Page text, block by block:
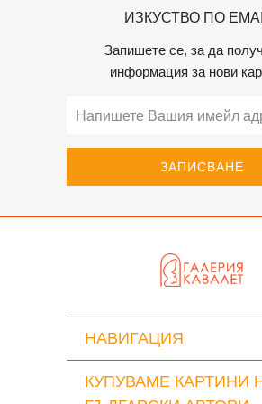
ИЗКУСТВО ПО
Запишете се, за да
информация за нови
НАВИГАЦИЯ
КУПУВАМЕ КАРТИНИ